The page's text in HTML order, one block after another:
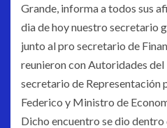
Grande, informa a todos sus
dia de hoy nuestro secretario
junto al pro secretario de
reunieron con Autoridades
secretario de Representación
Federico y Ministro de
Dicho encuentro se dio